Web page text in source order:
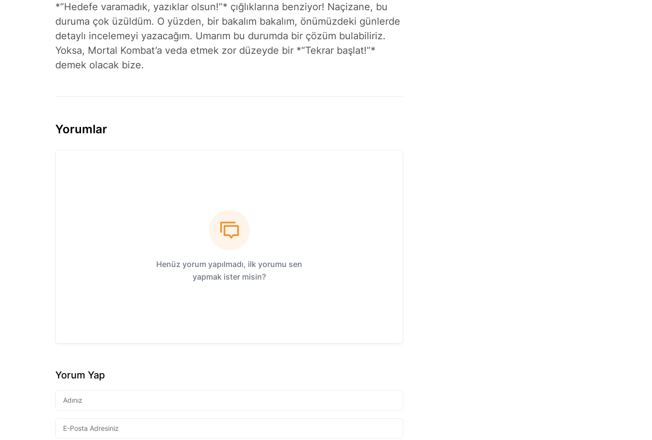
*“Hedefe varamadık, yazıklar olsun!”* çığlıklarına benziyor! Naçizane, bu
duruma çok üzüldüm. O yüzden, bir bakalım bakalım, önümüzdeki günlerde
detaylı incelemeyi yazacağım. Umarım bu durumda bir çözüm bulabiliriz.
Yoksa, Mortal Kombat’a veda etmek zor düzeyde bir *“Tekrar başlat!”*
demek olacak bize.
Yorumlar
Henüz yorum yapılmadı, ilk yorumu sen
yapmak ister misin?
Yorum Yap